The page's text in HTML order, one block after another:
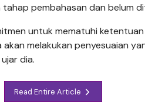
pembahasan dan belum
untuk mematuhi
melakukan penyesuaian
dia.
Read Entire Article